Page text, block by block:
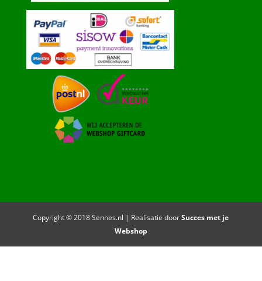
Copyright © 2018 Sennes.nl | Realisatie doorSucces met je
Webshop